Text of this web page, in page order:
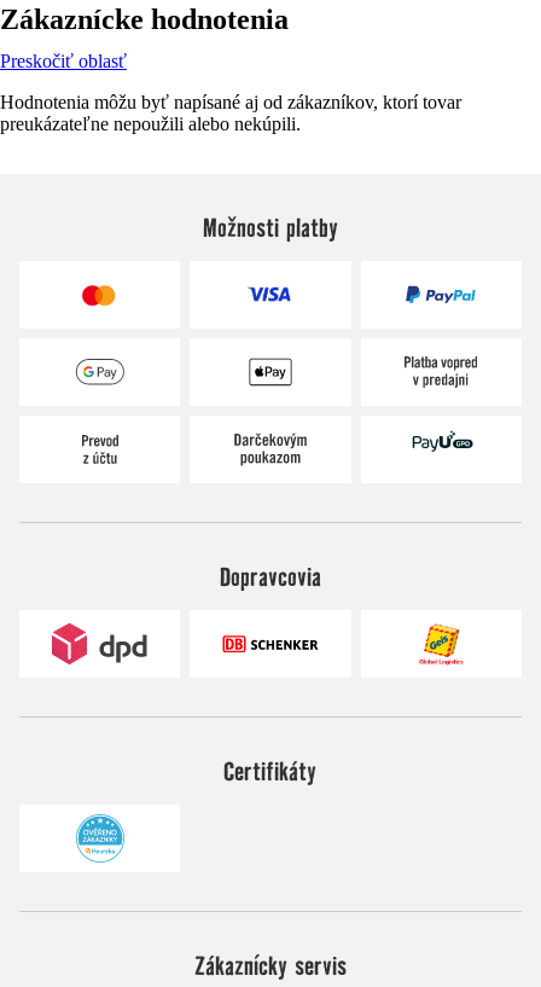
Zákaznícke hodnotenia
Preskočiť oblasť
Hodnotenia môžu byť napísané aj od zákazníkov, ktorí tovar
preukázateľne nepoužili alebo nekúpili.
Možnosti platby
Dopravcovia
Certifikáty
Zákaznícky servis